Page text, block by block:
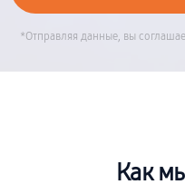
*Отправляя данные, вы
Как